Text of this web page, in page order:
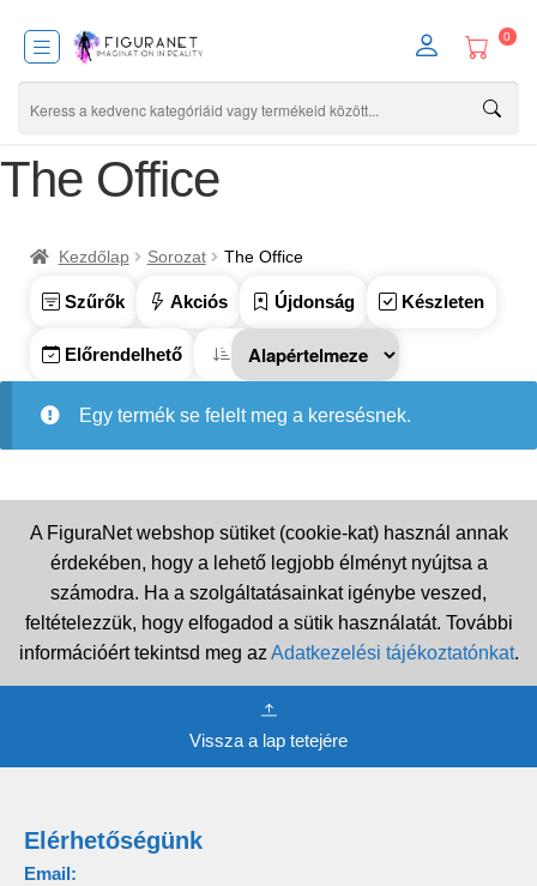
0
The Office
Kezdőlap Sorozat The Office
Szűrők Akciós Újdonság Készleten
Előrendelhető
Egy termék se felelt meg a keresésnek.
A FiguraNet webshop sütiket (cookie-kat) használ annak
érdekében, hogy a lehető legjobb élményt nyújtsa a
számodra. Ha a szolgáltatásainkat igénybe veszed,
feltételezzük, hogy elfogadod a sütik használatát. További
információért tekintsd meg az Adatkezelési tájékoztatónkat.
Vissza a lap tetejére
Elérhetőségünk
Email: